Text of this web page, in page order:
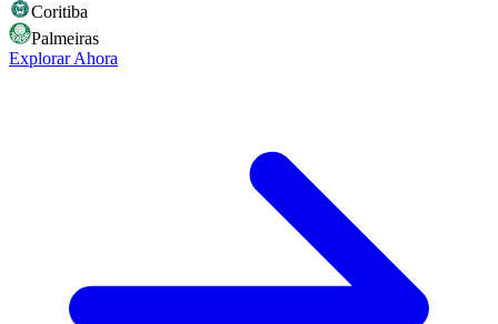
Coritiba
Palmeiras
Explorar Ahora